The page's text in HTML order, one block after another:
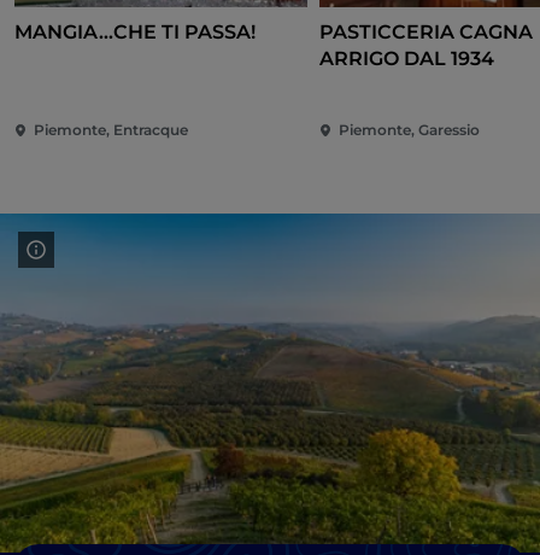
MANGIA...CHE TI PASSA!
Piemonte, Entracque
PASTICCERIA CAGNA
ARRIGO DAL 1934
Piemonte, Garessio